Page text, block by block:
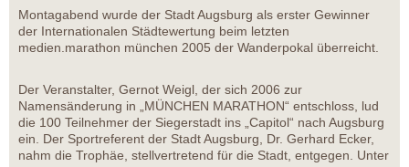
Montagabend wurde der Stadt Augsburg als erster Gewinner
der Internationalen Städtewertung beim letzten
medien.marathon münchen 2005 der Wanderpokal überreicht.
Der Veranstalter, Gernot Weigl, der sich 2006 zur
Namensänderung in „MÜNCHEN MARATHON“ entschloss, lud
die 100 Teilnehmer der Siegerstadt ins „Capitol“ nach Augsburg
ein. Der Sportreferent der Stadt Augsburg, Dr. Gerhard Ecker,
nahm die Trophäe, stellvertretend für die Stadt, entgegen. Unter